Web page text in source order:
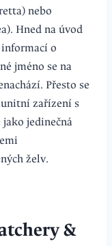
nebo
Hned na úvod
o
jméno se na
Přesto se
zařízení s
jedinečná
želv.
&